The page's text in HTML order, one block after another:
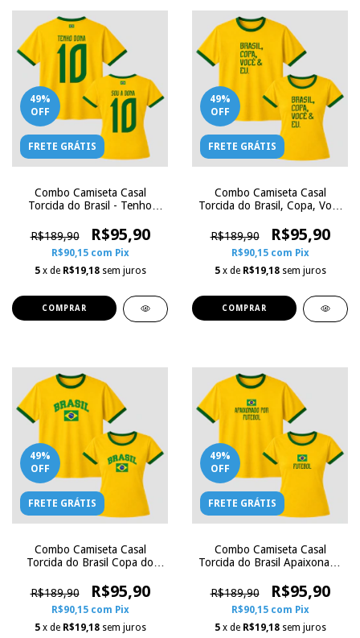
49%
OFF
FRETE GRÁTIS
Combo Camiseta Casal
Torcida do Brasil - Tenho
Nome e Número | Zoe
Influence
R$189,90 R$95,90
R$90,15 com Pix
5 x de R$19,18 sem juros
COMPRAR
49%
OFF
FRETE GRÁTIS
Combo Camiseta Casal
Torcida do Brasil, Copa, Você
Zoe Influence
R$189,90 R$95,90
R$90,15 com Pix
5 x de R$19,18 sem juros
COMPRAR
49%
OFF
FRETE GRÁTIS
Combo Camiseta Casal
Torcida do Brasil Copa do
Número | Zoe Influence
R$189,90 R$95,90
R$90,15 com Pix
5 x de R$19,18 sem juros
49%
OFF
FRETE GRÁTIS
Combo Camiseta Casal
Torcida do Brasil Apaixonado
Número | Zoe Influence
R$189,90 R$95,90
R$90,15 com Pix
5 x de R$19,18 sem juros